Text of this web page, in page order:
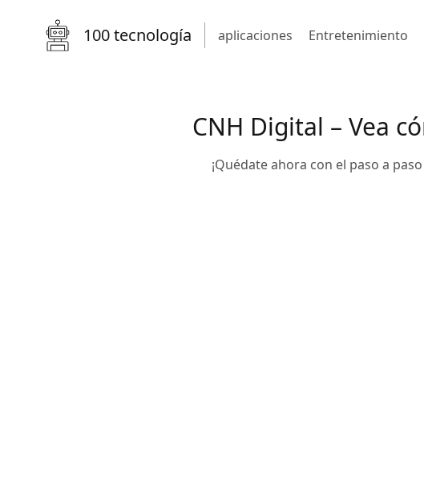
100 tecnología aplicaciones Entretenimiento
CNH Digital – Vea
¡Quédate ahora con el paso a